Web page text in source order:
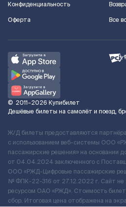
Конфиденциальность
Оферта
Все
© 2011–2026 Купибилет
Дешёвые билеты на самолёт и поезд,
Ж/Д билеты предоставляются
с использованием веб-системы ООО
пассажирские решения» на основании
от 04.04.2024 заключенного с
ООО «РЖД-Цифровые пассажирские
№ ФПК-22-316 от 27.12.2022 г. Сайт не
ресурсом ОАО «РЖД». Стоимость
сбор. Итоговая цена отображена на